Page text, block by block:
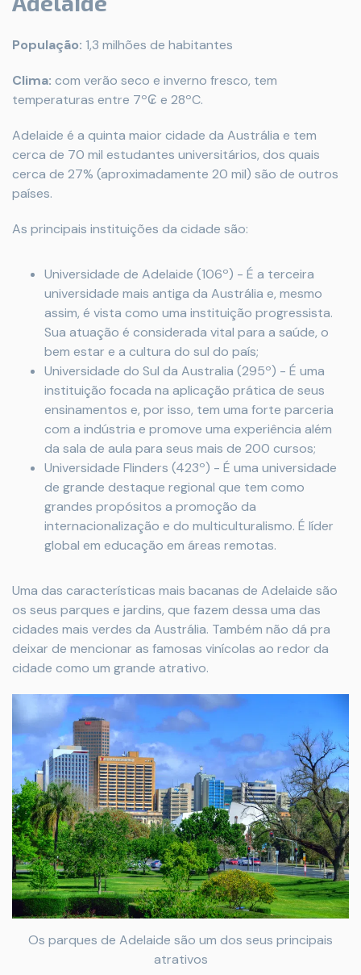
População: 1,3 milhões de habitantes
Clima: com verão seco e inverno fresco, tem
temperaturas entre 7º₢ e 28ºC.
Adelaide é a quinta maior cidade da Austrália e tem
cerca de 70 mil estudantes universitários, dos quais
cerca de 27% (aproximadamente 20 mil) são de outros
países.
As principais instituições da cidade são:
Universidade de Adelaide (106º) - É a terceira
universidade mais antiga da Austrália e, mesmo
assim, é vista como uma instituição progressista.
Sua atuação é considerada vital para a saúde, o
bem estar e a cultura do sul do país;
Universidade do Sul da Australia (295º) - É uma
instituição focada na aplicação prática de seus
ensinamentos e, por isso, tem uma forte parceria
com a indústria e promove uma experiência além
da sala de aula para seus mais de 200 cursos;
Universidade Flinders (423º) - É uma universidade
de grande destaque regional que tem como
grandes propósitos a promoção da
internacionalização e do multiculturalismo. É líder
global em educação em áreas remotas.
Uma das características mais bacanas de Adelaide são
os seus parques e jardins, que fazem dessa uma das
cidades mais verdes da Austrália. Também não dá pra
deixar de mencionar as famosas vinícolas ao redor da
cidade como um grande atrativo.
Os parques de Adelaide são um dos seus principais
atrativos